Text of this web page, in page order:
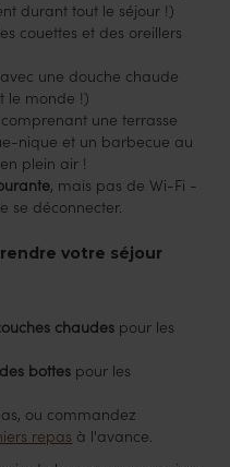
durant tout le séjour !)
couettes et des oreillers
avec une douche chaude
le monde !)
une terrasse
nique et un barbecue au
plein air !
, mais pas de Wi-Fi -
se déconnecter.
votre séjour
chaudes pour les
bottes pour les
ou commandez
repas à l'avance.